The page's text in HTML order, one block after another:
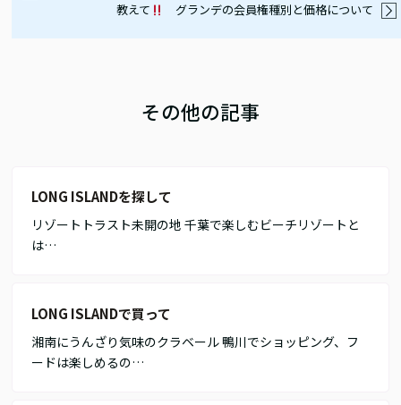
教えて
グランデの会員権種別と価格について
その他の記事
LONG ISLANDを探して
リゾートトラスト未開の地 千葉で楽しむビーチリゾートと
は…
LONG ISLANDで買って
湘南にうんざり気味のクラベール 鴨川でショッピング、フ
ードは楽しめるの…